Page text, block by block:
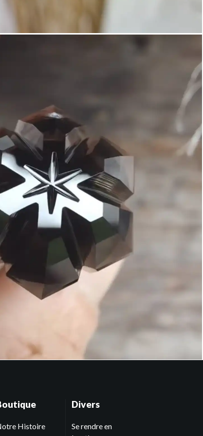
Histoire
Divers
Se rendre en